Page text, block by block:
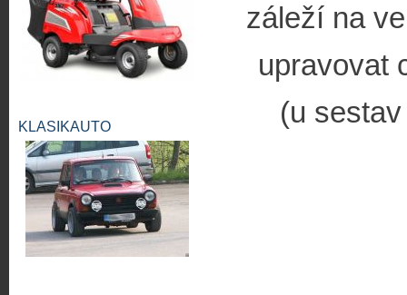
záleží na
upravovat
(u
KLASIKAUTO